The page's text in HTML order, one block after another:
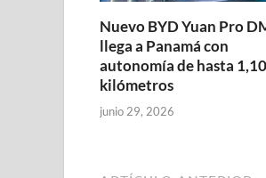
Nuevo BYD Yuan Pro
llega a Panamá con
autonomía de hasta
kilómetros
junio 29, 2026